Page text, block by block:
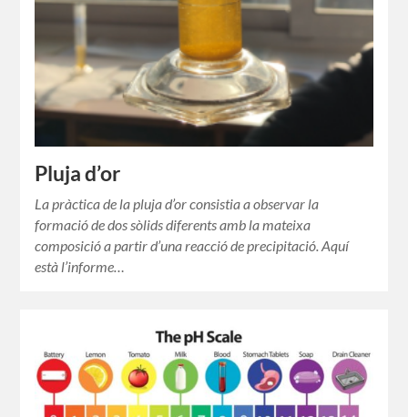
Pluja d’or
La pràctica de la pluja d’or consistia a observar la
formació de dos sòlids diferents amb la mateixa
composició a partir d’una reacció de precipitació. Aquí
està l’informe…